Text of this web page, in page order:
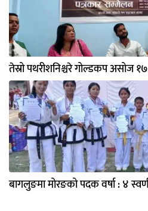
तेस्रो पथरीशनिश्चरे गोल्डकप असोज
बागलुङमा मोरङको पदक वर्षा : ४